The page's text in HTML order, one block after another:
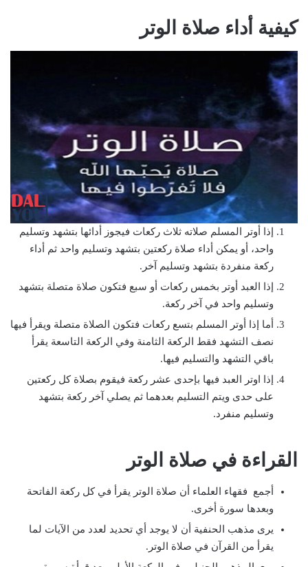
كيفية أداء صلاة الوتر
إذا أوتر المسلم صلاته ثلاث ركعات فيجوز أدائها بتشهد وتسليم
واحد، أو يمكن أداء صلاة ركعتين بتشهد وتسليم واحد ثم أداء
ركعة منفردة بتشهد وتسليم آخر.
إذا العبد أوتر بخمس ركعات أو سبع فتكون صلاة متصلة بتشهد
وتسليم واحد في آخر ركعة.
أما إذا أوتر المسلم بتسع ركعات فتكون الصلاة متصلة ويقرأ فيها
نصف التشهد فقط الركعة الثامنة وفي الركعة التاسعة يقرأ
باقي التشهد والتسليم فيها.
إذا اوتر العبد فيها بإحدى عشر ركعة فيقوم بصلاة كل ركعتين
على حدى ويتم التسليم بعدهما ثم يصلي آخر ركعة بتشهد
وتسليم منفرد.
القراءة في صلاة الوتر
أجمع فقهاء العلماء أن صلاة الوتر يقرأ في كل ركعة الفاتحة
وبعدها سورة أخرى.
يرى مذهب الحنفية أن لا يوجد أي تحديد لعدد من الآيات لما
يقرأ من القرآن في صلاة الوتر.